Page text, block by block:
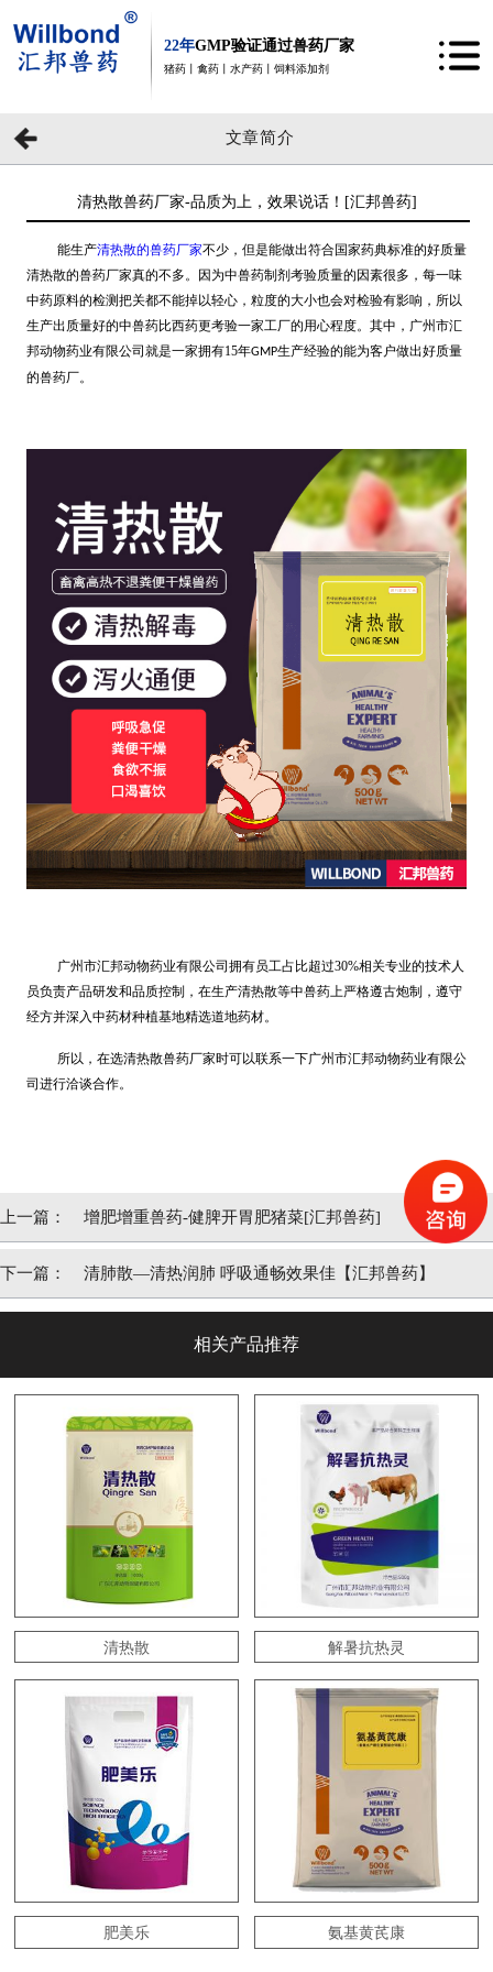
22年GMP验证通过兽药厂家
猪药丨禽药丨水产药丨饲料添加剂
文章简介
清热散兽药厂家-品质为上，效果说话！[汇邦兽药]
能生产清热散的兽药厂家不少，但是能做出符合国家药典标准的好质量
清热散的兽药厂家真的不多。因为中兽药制剂考验质量的因素很多，每一味
中药原料的检测把关都不能掉以轻心，粒度的大小也会对检验有影响，所以
生产出质量好的中兽药比西药更考验一家工厂的用心程度。其中，广州市汇
邦动物药业有限公司就是一家拥有15年GMP生产经验的能为客户做出好质量
的兽药厂。
广州市汇邦动物药业有限公司拥有员工占比超过30%相关专业的技术人
员负责产品研发和品质控制，在生产清热散等中兽药上严格遵古炮制，遵守
经方并深入中药材种植基地精选道地药材。
所以，在选清热散兽药厂家时可以联系一下广州市汇邦动物药业有限公
司进行洽谈合作。
上一篇： 增肥增重兽药-健脾开胃肥猪菜[汇邦兽药]
下一篇： 清肺散—清热润肺 呼吸通畅效果佳【汇邦兽药】
相关产品推荐
清热散 解暑抗热灵
肥美乐 氨基黄芪康